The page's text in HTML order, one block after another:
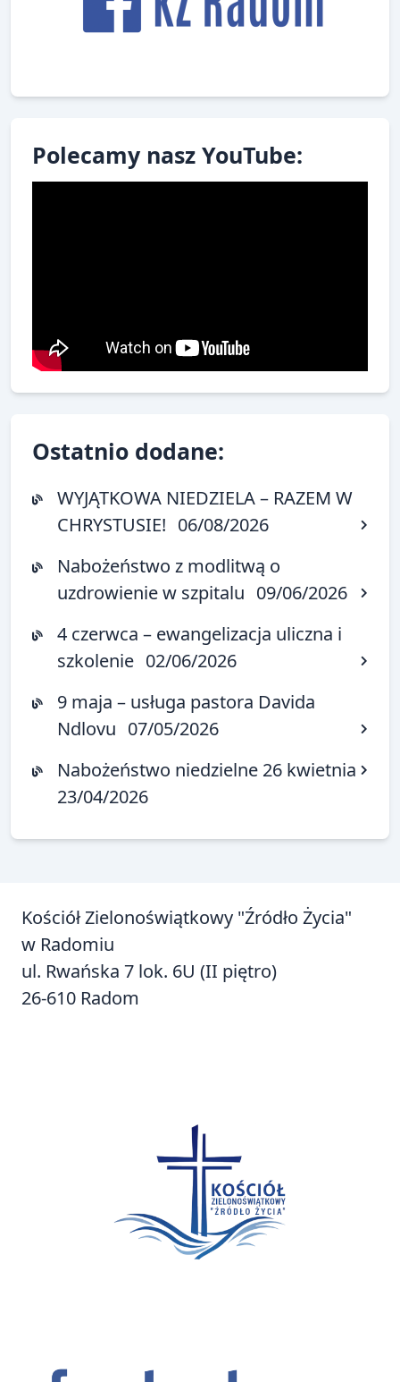
Polecamy nasz YouTube:
Ostatnio dodane:
WYJĄTKOWA NIEDZIELA – RAZEM W
CHRYSTUSIE! 06/08/2026
Nabożeństwo z modlitwą o
uzdrowienie w szpitalu 09/06/2026
4 czerwca – ewangelizacja uliczna i
szkolenie 02/06/2026
9 maja – usługa pastora Davida
Ndlovu 07/05/2026
Nabożeństwo niedzielne 26 kwietnia
23/04/2026
Kościół Zielonoświątkowy "Źródło Życia"
w Radomiu
ul. Rwańska 7 lok. 6U (II piętro)
26-610 Radom